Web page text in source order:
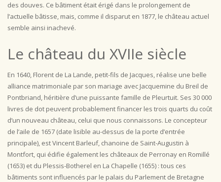
des douves. Ce bâtiment était érigé dans le prolongement de
l’actuelle bâtisse, mais, comme il disparut en 1877, le château actuel
semble ainsi inachevé.
Le château du XVIIe siècle
En 1640, Florent de La Lande, petit-fils de Jacques, réalise une belle
alliance matrimoniale par son mariage avec Jacquemine du Breil de
Pontbriand, héritière d’une puissante famille de Pleurtuit. Ses 30 000
livres de dot peuvent probablement financer les trois quarts du coût
d’un nouveau château, celui que nous connaissons. Le concepteur
de l’aile de 1657 (date lisible au-dessus de la porte d’entrée
principale), est Vincent Barleuf, chanoine de Saint-Augustin à
Montfort, qui édifie également les châteaux de Perronay en Romillé
(1653) et du Plessis-Botherel en La Chapelle (1655) : tous ces
bâtiments sont influencés par le palais du Parlement de Bretagne